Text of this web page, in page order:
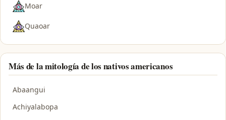
Moar
Quaoar
Más de la mitología de los nativos americanos
Abaangui
Achiyalabopa